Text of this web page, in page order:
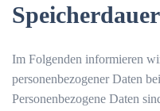
Speicherdauer
Im Folgenden informieren
personenbezogener Daten
Personenbezogene Daten